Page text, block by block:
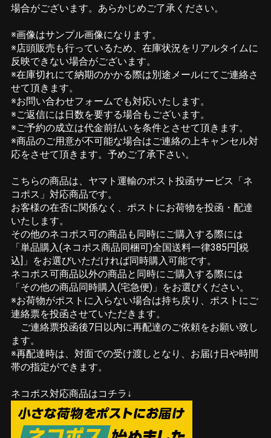
場合がございます。あらかじめご了承ください。
※画像はサンプル画像になります。
※店頭販売も行っているため、在庫状況をリアルタイムに
反映できない場合がございます。
※在庫切れにて納期のかかる際は別途メールにてご連絡さ
せて頂きます。
※お問い合わせフォームでも対応いたします。
※ご返信には日数を要する場合もございます。
※ご予約の成立は代金前払いを条件とさせて頂きます。
※商品のご用意が不可能な場合はご連絡の上キャンセル対
応をさせて頂きます。予めご了承下さい。
こちらの商品は、ヤマト運輸のポスト投函サービス「ネ
コポス」対応商品です。
お客様の在否に関係なく、ポストにお荷物を投函・配達
いたします。
その他のネコポス可の商品も同時にご購入する際には
「単品購入(ネコポス商品同梱可)全国送料一律385円[税
込]」をお選びいただければ同時購入可能です。
ネコポス可商品以外の商品と同時にご購入する際には
「その他の商品同時購入(宅急便)」をお選びください。
※お荷物がポストに入らない場合は持ち戻り、ポストにご
連絡票を投函させていただきます。
ご連絡票投函後7日以内に再配達のご依頼をお願い致し
ます。
※再配達時は、対面での受け渡しとなり、お届け日や時間
帯の指定ができます。
ネコポス対応商品はコチラ↓